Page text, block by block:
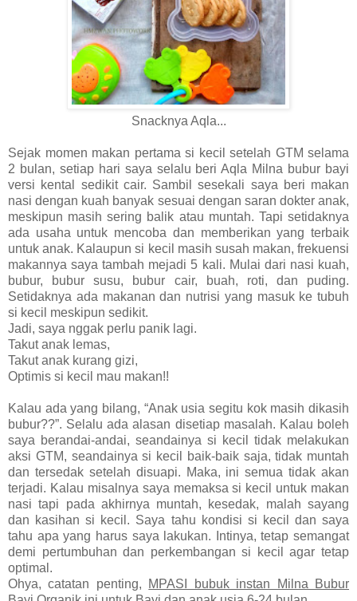
Snacknya Aqla...
Sejak momen makan pertama si kecil setelah GTM selama
2 bulan, setiap hari saya selalu beri Aqla Milna bubur bayi
versi kental sedikit cair. Sambil sesekali saya beri makan
nasi dengan kuah banyak sesuai dengan saran dokter anak,
meskipun masih sering balik atau muntah. Tapi setidaknya
ada usaha untuk mencoba dan memberikan yang terbaik
untuk anak. Kalaupun si kecil masih susah makan, frekuensi
makannya saya tambah mejadi 5 kali. Mulai dari nasi kuah,
bubur, bubur susu, bubur cair, buah, roti, dan puding.
Setidaknya ada makanan dan nutrisi yang masuk ke tubuh
si kecil meskipun sedikit.
Jadi, saya nggak perlu panik lagi.
Takut anak lemas,
Takut anak kurang gizi,
Optimis si kecil mau makan!!
Kalau ada yang bilang, “Anak usia segitu kok masih dikasih
bubur??”. Selalu ada alasan disetiap masalah. Kalau boleh
saya berandai-andai, seandainya si kecil tidak melakukan
aksi GTM, seandainya si kecil baik-baik saja, tidak muntah
dan tersedak setelah disuapi. Maka, ini semua tidak akan
terjadi. Kalau misalnya saya memaksa si kecil untuk makan
nasi tapi pada akhirnya muntah, kesedak, malah sayang
dan kasihan si kecil. Saya tahu kondisi si kecil dan saya
tahu apa yang harus saya lakukan. Intinya, tetap semangat
demi pertumbuhan dan perkembangan si kecil agar tetap
optimal.
Ohya, catatan penting,
MPASI bubuk instan Milna Bubur